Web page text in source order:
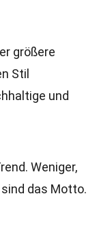
größere
Stil
und
Weniger,
das Motto.